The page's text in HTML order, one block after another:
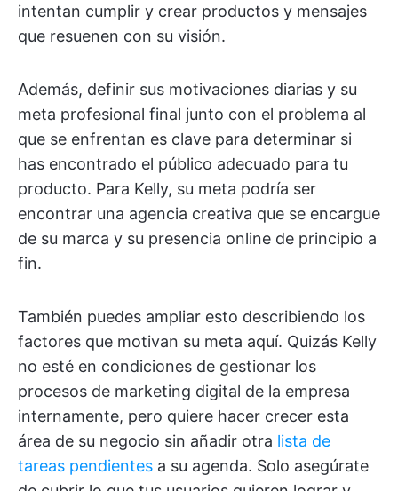
intentan cumplir y crear productos y mensajes
que resuenen con su visión.
Además, definir sus motivaciones diarias y su
meta profesional final junto con el problema al
que se enfrentan es clave para determinar si
has encontrado el público adecuado para tu
producto. Para Kelly, su meta podría ser
encontrar una agencia creativa que se encargue
de su marca y su presencia online de principio a
fin.
También puedes ampliar esto describiendo los
factores que motivan su meta aquí. Quizás Kelly
no esté en condiciones de gestionar los
procesos de marketing digital de la empresa
internamente, pero quiere hacer crecer esta
área de su negocio sin añadir otra lista de
tareas pendientes a su agenda. Solo asegúrate